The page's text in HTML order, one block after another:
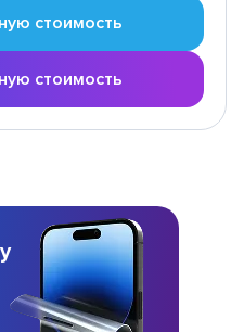
стоимость
стоимость